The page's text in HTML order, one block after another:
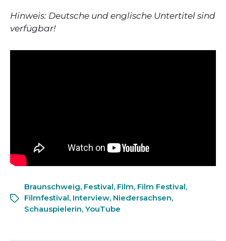
Hinweis: Deutsche und englische Untertitel sind
verfügbar!
Braunschweig, Festival, Film, Film Festival,
Filmfestival, Interview, Niedersachsen,
Schauspielerin, YouTube